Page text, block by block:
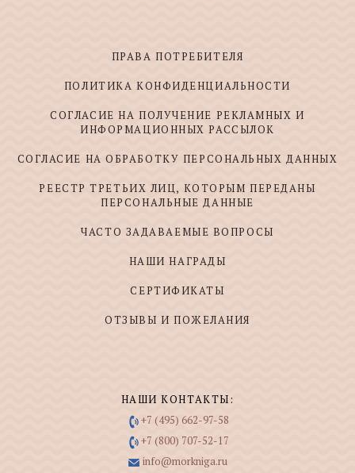
ПРАВА ПОТРЕБИТЕЛЯ
ПОЛИТИКА КОНФИДЕНЦИАЛЬНОСТИ
СОГЛАСИЕ НА ПОЛУЧЕНИЕ РЕКЛАМНЫХ И
ИНФОРМАЦИОННЫХ РАССЫЛОК
СОГЛАСИЕ НА ОБРАБОТКУ ПЕРСОНАЛЬНЫХ ДАННЫХ
РЕЕСТР ТРЕТЬИХ ЛИЦ, КОТОРЫМ ПЕРЕДАНЫ
ПЕРСОНАЛЬНЫЕ ДАННЫЕ
ЧАСТО ЗАДАВАЕМЫЕ ВОПРОСЫ
НАШИ НАГРАДЫ
СЕРТИФИКАТЫ
ОТЗЫВЫ И ПОЖЕЛАНИЯ
НАШИ КОНТАКТЫ:
+7 (495) 662-97-58
+7 (800) 707-52-17
info@morkniga.ru